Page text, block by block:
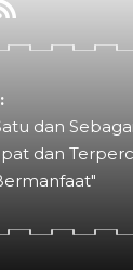
dan
dan